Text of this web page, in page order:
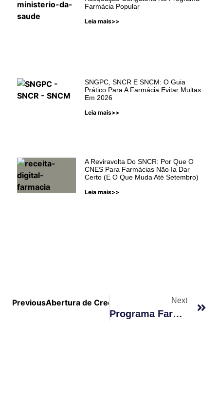
Farmácia Popular
Leia mais>>
SNGPC, SNCR E SNCM: O Guia
Prático Para A Farmácia Evitar Multas
Em 2026
Leia mais>>
A Reviravolta Do SNCR: Por Que O
CNES Para Farmácias Não Ia Dar
Certo (e O Que Muda Até Setembro)
Leia mais>>
PreviousAbertura de Credenciamento do Farmácia
Next
Programa Farmácia Popular Do Brasil: Novas Oportunidades De Credenciamento Para Farmácias Em 2023